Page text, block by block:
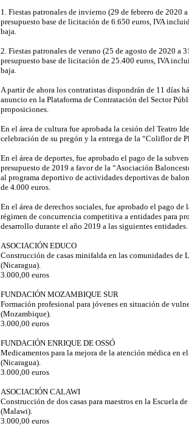
1. Fiestas patronales de invierno (29 de febrero de 2020
presupuesto base de licitación de 6.650 euros, IVA
baja.
2. Fiestas patronales de verano (25 de agosto de 2020 a
presupuesto base de licitación de 25.400 euros, IVA
baja.
A partir de ahora los contratistas dispondrán de 11 días
anuncio en la Plataforma de Contratación del Sector
proposiciones.
En el área de cultura fue aprobada la cesión del Teatro
celebración de su pregón y la entrega de la “Coliflor de
En el área de deportes, fue aprobado el pago de la
presupuesto de 2019 a favor de la “Asociación
al programa deportivo de actividades deportivas de
de 4.000 euros.
En el área de derechos sociales, fue aprobado el pago de
régimen de concurrencia competitiva a entidades para
desarrollo durante el año 2019 a las siguientes entidades.
ASOCIACIÓN EDUCO
Construcción de casas minifalda en las comunidades de
(Nicaragua).
3.000,00 euros
FUNDACIÓN MOZAMBIQUE SUR
Formación profesional para jóvenes en situación de
(Mozambique).
3.000,00 euros
FUNDACIÓN ENRIQUE DE OSSÓ
Medicamentos para la mejora de la atención médica en
(Nicaragua).
3.000,00 euros
ASOCIACIÓN CALAWI
Construcción de dos casas para maestros en la Escuela
(Malawi).
3.000,00 euros